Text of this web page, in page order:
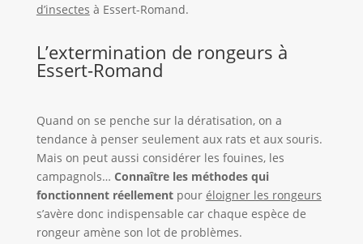
d’insectes à Essert-Romand.
L’extermination de rongeurs à
Essert-Romand
Quand on se penche sur la dératisation, on a
tendance à penser seulement aux rats et aux souris.
Mais on peut aussi considérer les fouines, les
campagnols… Connaître les méthodes qui
fonctionnent réellementpour éloigner les rongeurs
s’avère donc indispensable car chaque espèce de
rongeur amène son lot de problèmes.